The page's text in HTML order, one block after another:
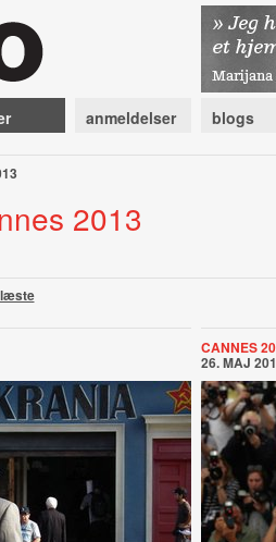
anmeldelser blogs
2013
CANNES
26. MAJ